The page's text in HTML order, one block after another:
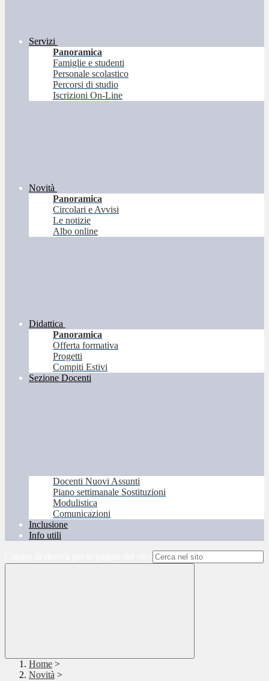
Servizi
Panoramica
Famiglie e studenti
Personale scolastico
Percorsi di studio
Iscrizioni On-Line
Novità
Panoramica
Circolari e Avvisi
Le notizie
Albo online
Didattica
Panoramica
Offerta formativa
Progetti
Compiti Estivi
Sezione Docenti
Docenti Nuovi Assunti
Piano settimanale Sostituzioni
Modulistica
Comunicazioni
Inclusione
Info utili
Home >
Novità >